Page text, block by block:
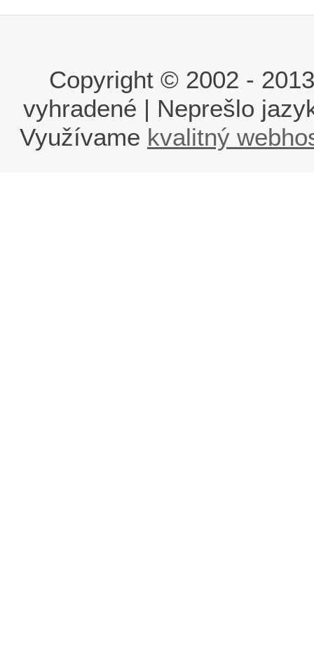
Copyright © 2002 -
vyhradené | Neprešlo
Využívame kvalitný